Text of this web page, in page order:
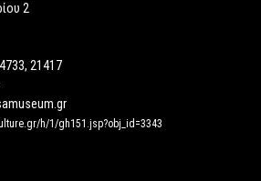
2
21417
h/1/gh151.jsp?obj_id=3343